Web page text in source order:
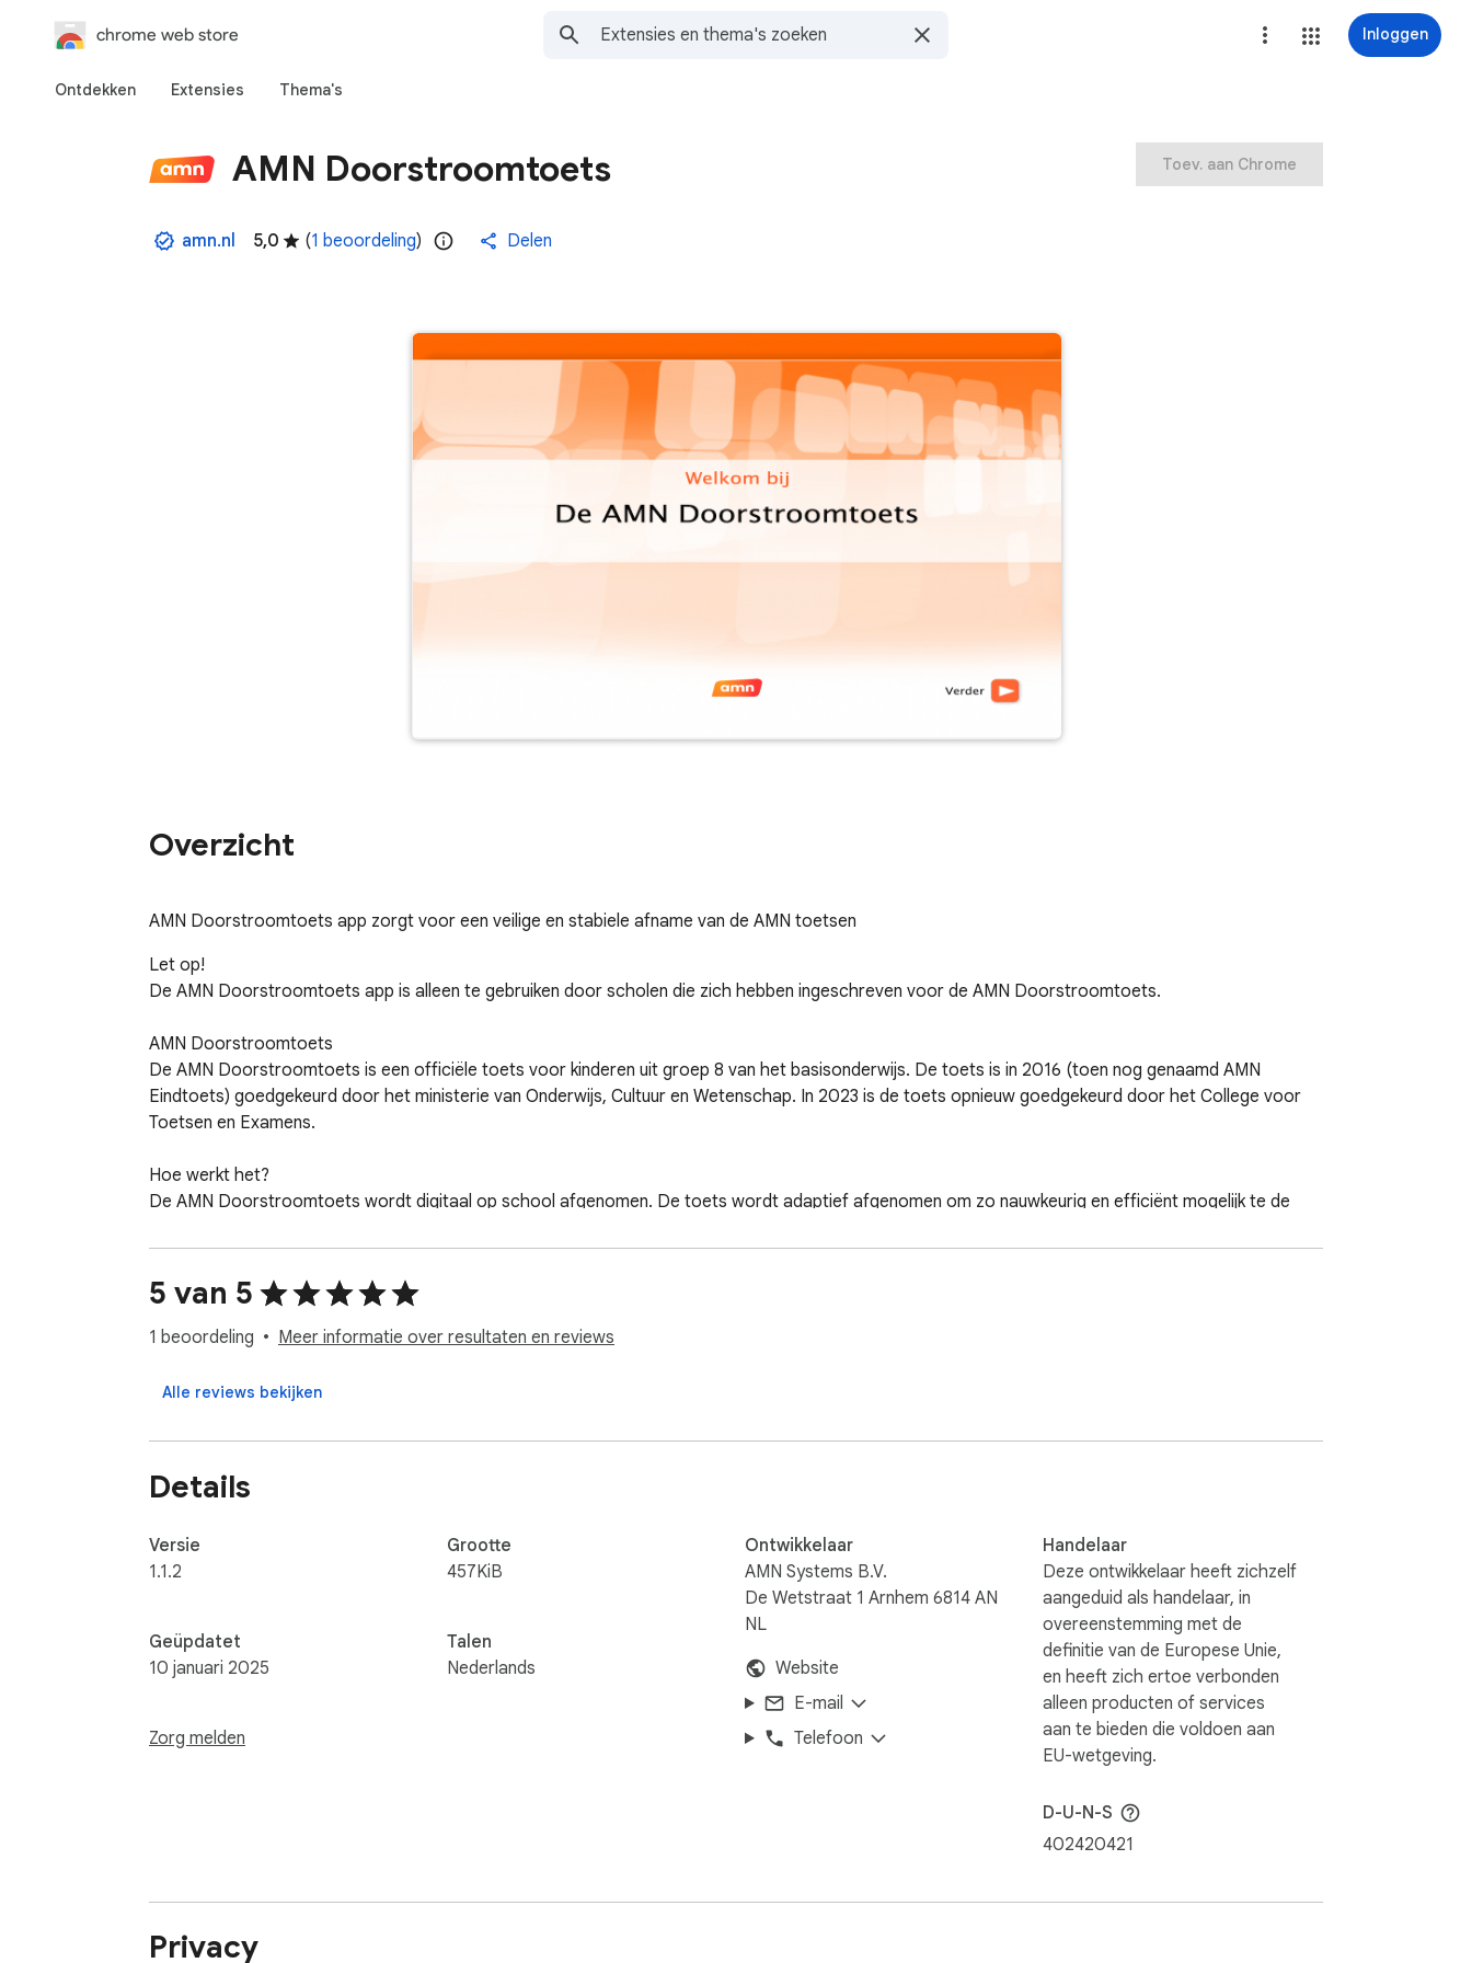
chrome web store Inloggen
Ontdekken Extensies Thema's
AMN Doorstroomtoets
amn.nl 5,0 (1 beoordeling) Delen
Toev. aan Chrome
Overzicht
AMN Doorstroomtoets app zorgt voor een veilige en stabiele afname van de AMN toetsen
Let op!
De AMN Doorstroomtoets app is alleen te gebruiken door scholen die zich hebben ingeschreven voor de AMN Doorstroomtoets.
AMN Doorstroomtoets
De AMN Doorstroomtoets is een officiële toets voor kinderen uit groep 8 van het basisonderwijs. De toets is in 2016 (toen nog genaamd AMN
Eindtoets) goedgekeurd door het ministerie van Onderwijs, Cultuur en Wetenschap. In 2023 is de toets opnieuw goedgekeurd door het College voor
Toetsen en Examens.
Hoe werkt het?
De AMN Doorstroomtoets wordt digitaal op school afgenomen. De toets wordt adaptief afgenomen om zo nauwkeurig en efficiënt mogelijk te de
een niveau-advies voor het vervolgonderwijs en het geeft aan welk referentieniveau de leerling behaald heeft op de gebieden lezen, taalverzorging en
rekenen.
Veilige en stabile afname:
Het gebruik van de AMN Doorstroomtoets app zorgt ervoor dat de afname ononderbroken door kan blijven gaan, zelfs wanneer de internet- of WiFi-
5 van 5
1 beoordeling Meer informatie over resultaten en reviews
Alle reviews bekijken
Details
Versie
1.1.2
Geüpdatet
10 januari 2025
Zorg melden
Grootte
457KiB
Talen
Nederlands
Ontwikkelaar
AMN Systems B.V.
De Wetstraat 1 Arnhem 6814 AN
NL
Website
E-mail
Telefoon
Handelaar
Deze ontwikkelaar heeft zichzelf
aangeduid als handelaar, in
overeenstemming met de
definitie van de Europese Unie,
en heeft zich ertoe verbonden
alleen producten of services
aan te bieden die voldoen aan
EU-wetgeving.
D-U-N-S
402420421
Privacy